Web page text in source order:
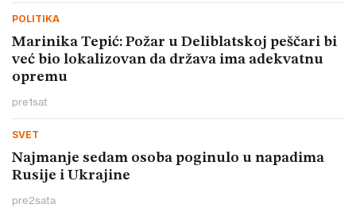
POLITIKA
Marinika Tepić: Požar u Deliblatskoj peščari bi
već bio lokalizovan da država ima adekvatnu
opremu
pre1sat
SVET
Najmanje sedam osoba poginulo u napadima
Rusije i Ukrajine
pre2sata